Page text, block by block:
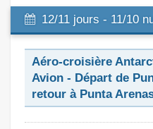
12/11 jours - 11/10
Aéro-croisière
Avion - Départ de
retour à Punta